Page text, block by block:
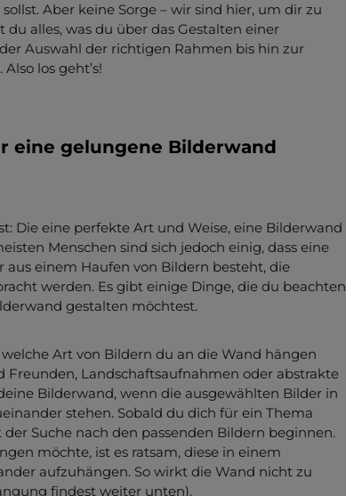
Aber keine Sorge – wir sind hier, um dir zu
alles, was du über das Gestalten einer
Auswahl der richtigen Rahmen bis hin zur
los geht’s!
eine gelungene Bilderwand
Die eine perfekte Art und Weise, eine Bilderwand
Menschen sind sich jedoch einig, dass eine
einem Haufen von Bildern besteht, die
werden. Es gibt einige Dinge, die du beachten
gestalten möchtest.
Art von Bildern du an die Wand hängen
Freunden, Landschaftsaufnahmen oder abstrakte
Bilderwand, wenn die ausgewählten Bilder in
stehen. Sobald du dich für ein Thema
Suche nach den passenden Bildern beginnen.
möchte, ist es ratsam, diese in einem
aufzuhängen. So wirkt die Wand nicht zu
findest weiter unten).